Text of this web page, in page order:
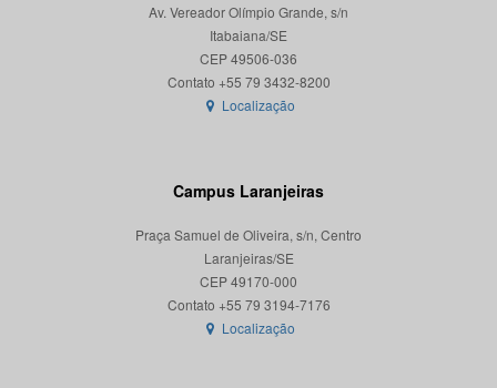
Av. Vereador Olímpio Grande, s/n
Itabaiana/SE
CEP 49506-036
Localização
Campus Laranjeiras
Praça Samuel de Oliveira, s/n, Centro
Laranjeiras/SE
CEP 49170-000
Localização